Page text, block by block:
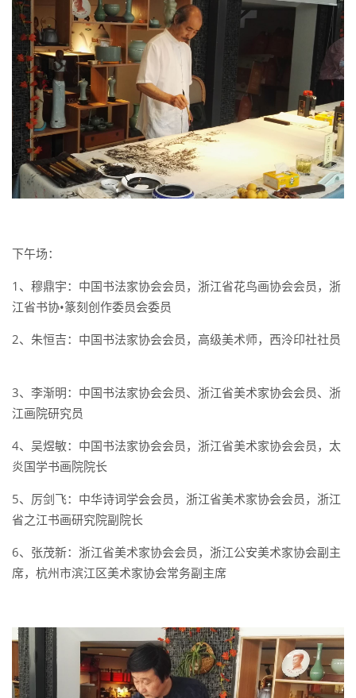
下午场：
1、 穆鼎宇：中国书法家协会会员，浙江省花鸟画协会会员，浙
江省书协•篆刻创作委员会委员
2、朱恒吉：中国书法家协会会员，高级美术师，西泠印社社员
3、李渐明：中国书法家协会会员、浙江省美术家协会会员、浙
江画院研究员
4、吴煜敏：中国书法家协会会员，浙江省美术家协会会员，太
炎国学书画院院长
5、厉剑飞：中华诗词学会会员，浙江省美术家协会会员，浙江
省之江书画研究院副院长
6、张茂新：浙江省美术家协会会员，浙江公安美术家协会副主
席，杭州市滨江区美术家协会常务副主席